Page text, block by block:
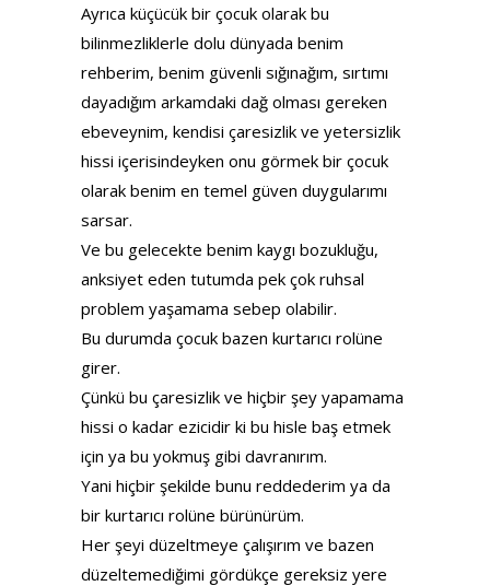
Ayrıca küçücük bir çocuk olarak bu
bilinmezliklerle dolu dünyada benim
rehberim, benim güvenli sığınağım, sırtımı
dayadığım arkamdaki dağ olması gereken
ebeveynim, kendisi çaresizlik ve yetersizlik
hissi içerisindeyken onu görmek bir çocuk
olarak benim en temel güven duygularımı
sarsar.
Ve bu gelecekte benim kaygı bozukluğu,
anksiyet eden tutumda pek çok ruhsal
problem yaşamama sebep olabilir.
Bu durumda çocuk bazen kurtarıcı rolüne
girer.
Çünkü bu çaresizlik ve hiçbir şey yapamama
hissi o kadar ezicidir ki bu hisle baş etmek
için ya bu yokmuş gibi davranırım.
Yani hiçbir şekilde bunu reddederim ya da
bir kurtarıcı rolüne bürünürüm.
Her şeyi düzeltmeye çalışırım ve bazen
düzeltemediğimi gördükçe gereksiz yere